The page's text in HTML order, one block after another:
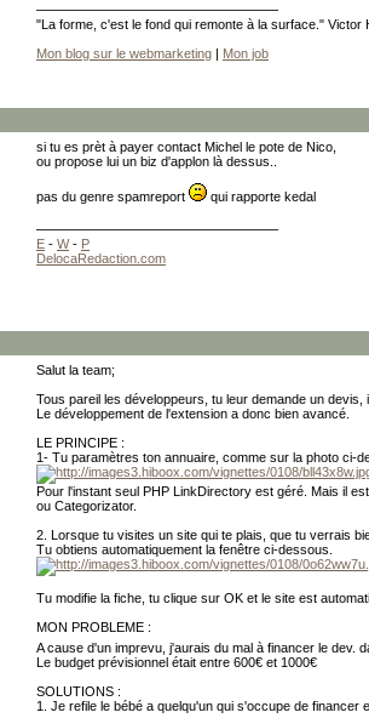
"La forme, c'est le fond qui remonte à la surface." Victor
Mon blog sur le webmarketing | Mon job
si tu es prèt à payer contact Michel le pote de Nico,
ou propose lui un biz d'applon là dessus..
pas du genre spamreport qui rapporte kedal
E - W- P
DelocaRedaction.com
Salut la team;
Tous pareil les développeurs, tu leur demande un devis,
Le développement de l'extension a donc bien avancé.
LE PRINCIPE :
1- Tu paramètres ton annuaire, comme sur la photo ci-
Pour l'instant seul PHP LinkDirectory est géré. Mais il
ou Categorizator.
2. Lorsque tu visites un site qui te plais, que tu verrais
Tu obtiens automatiquement la fenêtre ci-dessous.
Tu modifie la fiche, tu clique sur OK et le site est
MON PROBLEME :
A cause d'un imprevu, j'aurais du mal à financer le dev.
Le budget prévisionnel était entre 600€ et 1000€
SOLUTIONS :
1. Je refile le bébé a quelqu'un qui s'occupe de